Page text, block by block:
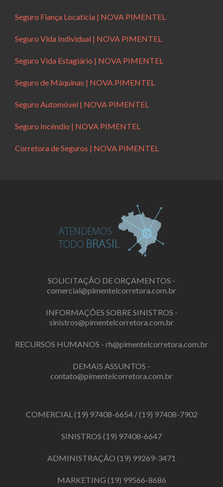
Seguro Fiança Locatícia | NOVA PIMENTEL
Seguro Vida Individual | NOVA PIMENTEL
Seguro Vida Estagiário | NOVA PIMENTEL
Seguro de Máquinas | NOVA PIMENTEL
Seguro Automóvel | NOVA PIMENTEL
Seguro Incêndio | NOVA PIMENTEL
Corretora de Seguros | NOVA PIMENTEL
SOLICITAÇÃO DE ORÇAMENTOS -
comercial@pimentelcorretora.com.br
INFORMAÇÕES SOBRE SINISTROS -
sinistros@pimentelcorretora.com.br
RECURSOS HUMANOS - rh@pimentelcorretora.com.br
DEMAIS ASSUNTOS -
contato@pimentelcorretora.com.br
COMERCIAL (19) 97408-6654/(19) 97408-7902
SINISTROS (19) 97408-6647
ADMINISTRAÇÃO (19) 99269-3471
MARKETING (19) 99566-8686